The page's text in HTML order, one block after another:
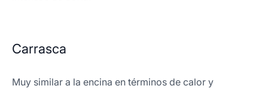
Carrasca
Muy similar a la encina en términos de calor y